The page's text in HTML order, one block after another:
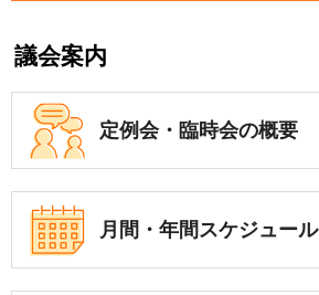
議会案内
定例会・ 臨時会の概要
月間・年間 スケジュール